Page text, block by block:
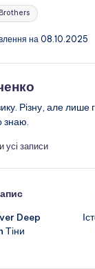
на 08.10.2025
Різну, але лише
знаю.
усі записи
Deep
Тіни